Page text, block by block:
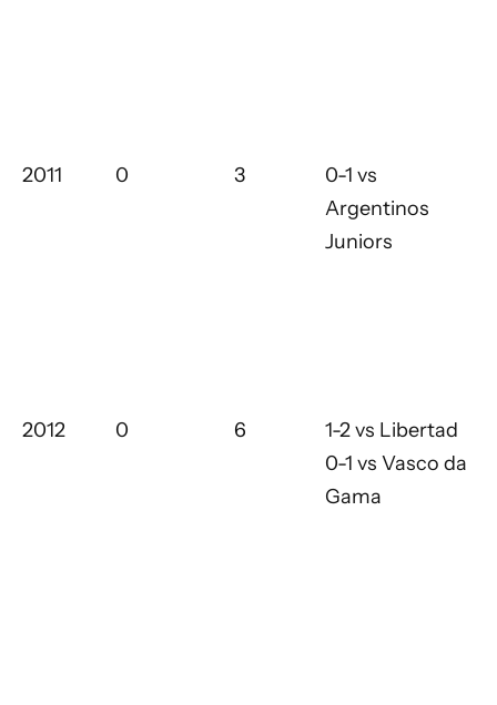
2011 0 3
0-1 vs
Argentinos
Juniors
2012 0 6
1-2 vs Libertad
0-1 vs Vasco da
Gama